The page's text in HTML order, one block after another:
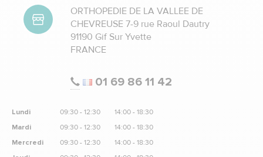
ORTHOPEDIE DE LA VALLEE DE
CHEVREUSE 7-9 rue Raoul Dautry
91190 Gif Sur Yvette
FRANCE
01 69 86 11 42
Lundi
Mardi
Mercredi
09:30 - 12:30
09:30 - 12:30
09:30 - 12:30
14:00 - 18:30
14:00 - 18:30
14:00 - 18:30